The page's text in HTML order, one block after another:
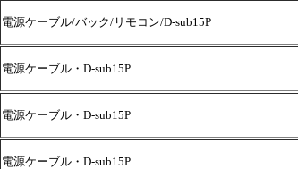
電源ケーブル/バック/リモコン/D-sub15P
電源ケーブル・D-sub15P
電源ケーブル・D-sub15P
電源ケーブル・D-sub15P